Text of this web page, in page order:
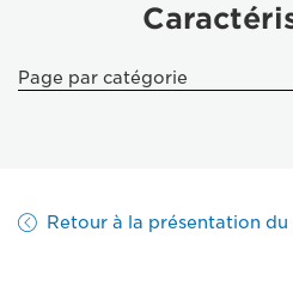
Page par catégorie
Retour à la présentation